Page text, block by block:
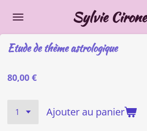
au
contenu
principal
Sylvie Cirone
Etude de thème astrologique
80,00 €
Ajouter au panier